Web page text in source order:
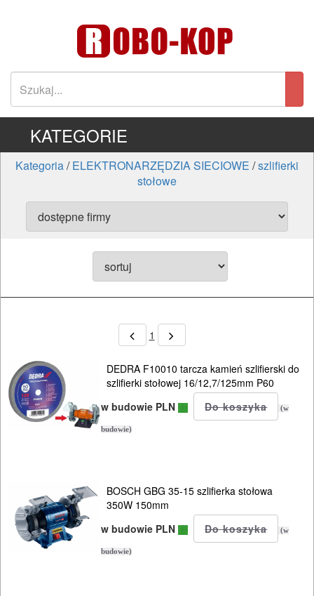
KATEGORIE
Kategoria/ELEKTRONARZĘDZIA SIECIOWE /szlifierki
stołowe
1
DEDRA F10010 tarcza kamień szlifierski do
szlifierki stołowej 16/12,7/125mm P60
w budowie PLN
(w
budowie)
BOSCH GBG 35-15 szlifierka stołowa
350W 150mm
w budowie PLN
(w
budowie)